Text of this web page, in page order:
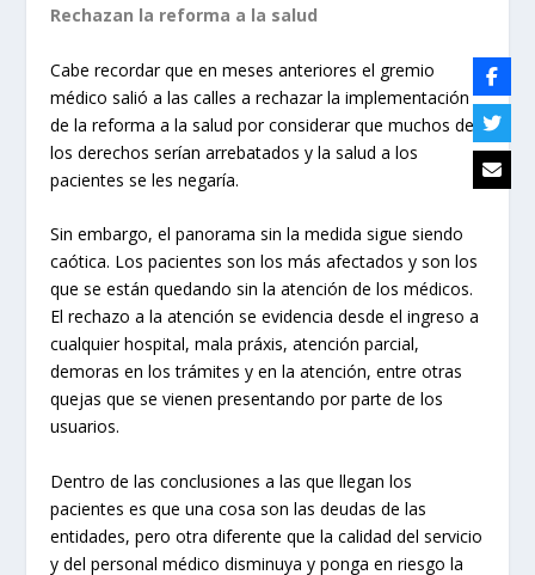
Rechazan la reforma a la salud
Cabe recordar que en meses anteriores el gremio
médico salió a las calles a rechazar la implementación
de la reforma a la salud por considerar que muchos de
los derechos serían arrebatados y la salud a los
pacientes se les negaría.
Sin embargo, el panorama sin la medida sigue siendo
caótica. Los pacientes son los más afectados y son los
que se están quedando sin la atención de los médicos.
El rechazo a la atención se evidencia desde el ingreso a
cualquier hospital, mala práxis, atención parcial,
demoras en los trámites y en la atención, entre otras
quejas que se vienen presentando por parte de los
usuarios.
Dentro de las conclusiones a las que llegan los
pacientes es que una cosa son las deudas de las
entidades, pero otra diferente que la calidad del servicio
y del personal médico disminuya y ponga en riesgo la